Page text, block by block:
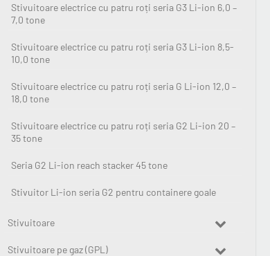
Stivuitoare electrice cu patru roți seria G3 Li-ion 6,0 –
7,0 tone
Stivuitoare electrice cu patru roți seria G3 Li-ion 8,5-
10,0 tone
Stivuitoare electrice cu patru roți seria G Li-ion 12,0 –
18,0 tone
Stivuitoare electrice cu patru roți seria G2 Li-ion 20 –
35 tone
Seria G2 Li-ion reach stacker 45 tone
Stivuitor Li-ion seria G2 pentru containere goale
Stivuitoare
Stivuitoare pe gaz (GPL)